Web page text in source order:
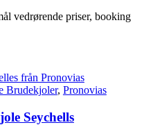
vedrørende priser, booking
Brudekjoler, Pronovias
Seychells